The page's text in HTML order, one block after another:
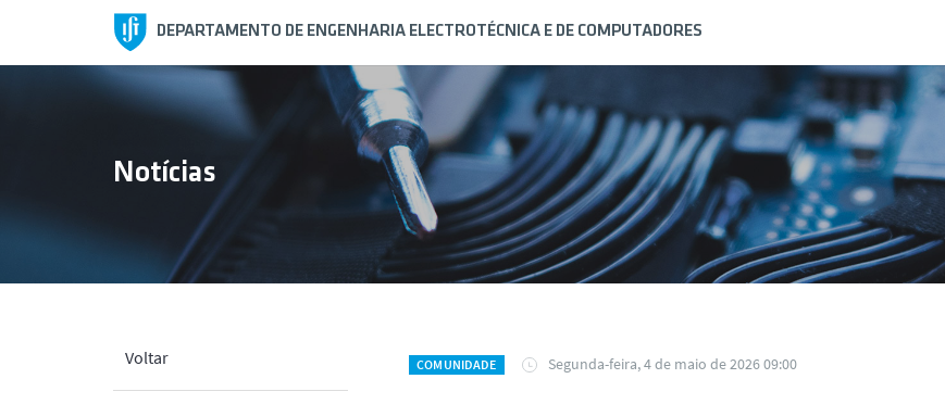
DEPARTAMENTO DE ENGENHARIA ELECTROTÉCNICA E DE COMPUTADORES
Voltar
Notícias
COMUNIDADE Segunda-feira, 4 de maio de 2026 09:00